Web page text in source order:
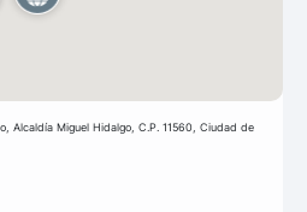
Alcaldía Miguel Hidalgo, C.P. 11560, Ciudad de